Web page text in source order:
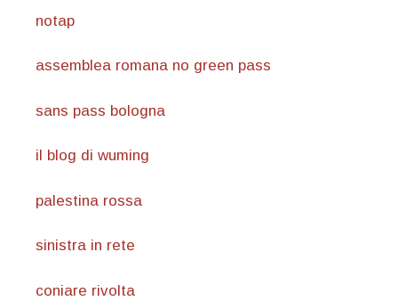
notap
assemblea romana no green pass
sans pass bologna
il blog di wuming
palestina rossa
sinistra in rete
coniare rivolta